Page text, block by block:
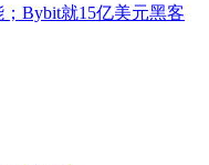
Bybit就15亿美元黑客